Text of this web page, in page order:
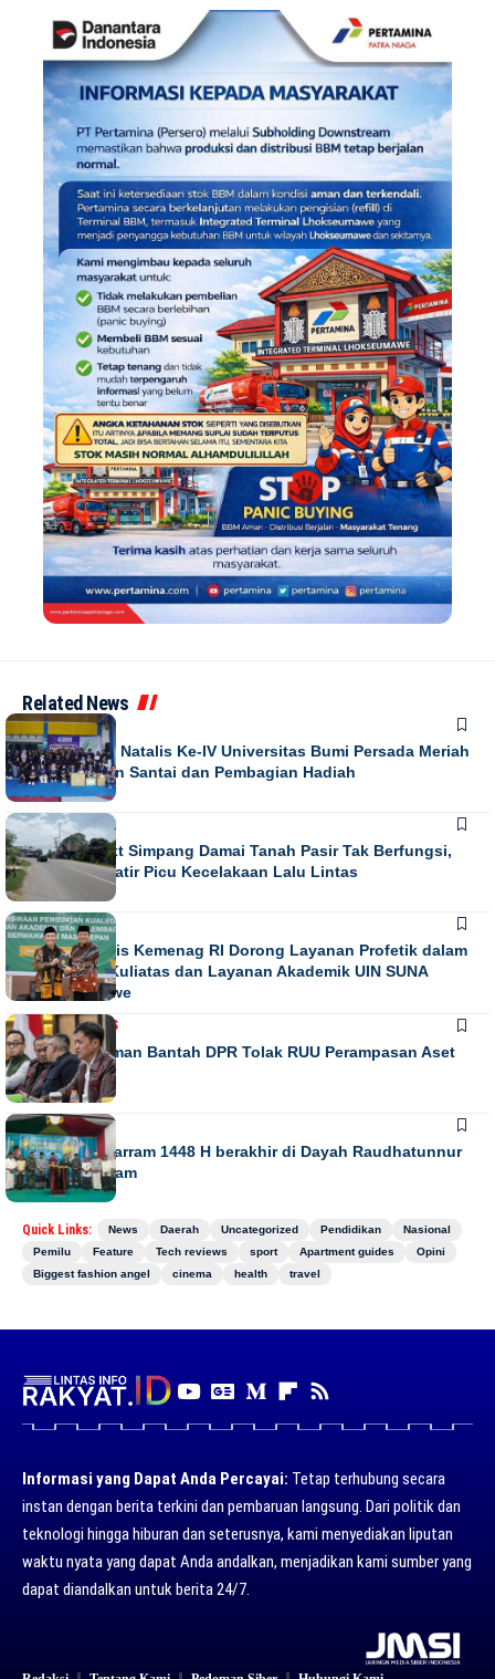
Related News
NEWS
Puncak Dies Natalis Ke-IV Universitas Bumi Persada Meriah
dengan Jalan Santai dan Pembagian Hadiah
NEWS
Running Text Simpang Damai Tanah Pasir Tak Berfungsi,
Warga Khawatir Picu Kecelakaan Lalu Lintas
NEWS
Direktur Diktis Kemenag RI Dorong Layanan Profetik dalam
Penguatan Kuliatas dan Layanan Akademik UIN SUNA
Lhokseumawe
NASIONALNEWS
Habiburokhman Bantah DPR Tolak RUU Perampasan Aset
NEWS
Gebyar Muharram 1448 H berakhir di Dayah Raudhatunnur
Alharuni Nisam
Quick Links: News Daerah Uncategorized Pendidikan
Nasional
Pemilu
Feature Tech reviews sport Apartment guides
Opini
Biggest fashion angel
cinema health travel
Informasi yang Dapat Anda Percayai: Tetap terhubung secara
instan dengan berita terkini dan pembaruan langsung. Dari politik dan
teknologi hingga hiburan dan seterusnya, kami menyediakan liputan
waktu nyata yang dapat Anda andalkan, menjadikan kami sumber yang
dapat diandalkan untuk berita 24/7.